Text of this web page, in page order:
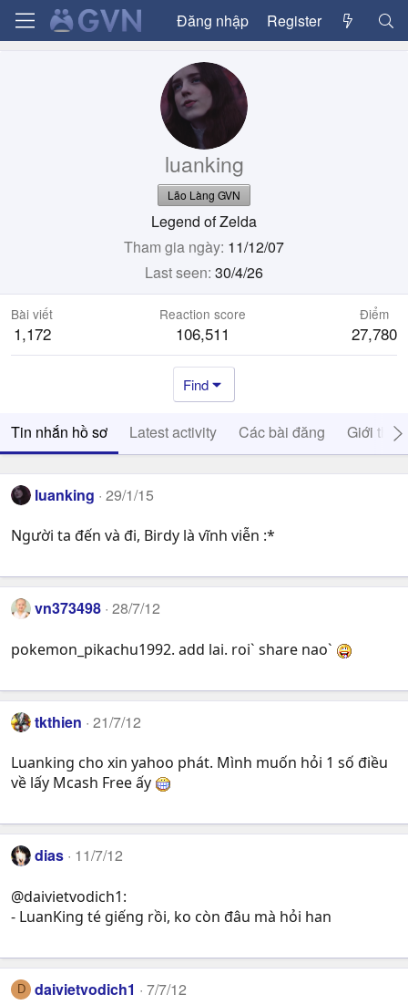
Đăng nhập Register
luanking
Lão Làng GVN
Legend of Zelda
Tham gia ngày 11/12/07
Last seen 30/4/26
Bài viết
1,172
Reaction score
106,511
Điểm
27,780
Find
Tin nhắn hồ sơ Latest activity Các bài đăng Giới thiệu
luanking 29/1/15
Người ta đến và đi, Birdy là vĩnh viễn :*
vn373498 28/7/12
pokemon_pikachu1992. add lai. roi` share nao`
tkthien 21/7/12
Luanking cho xin yahoo phát. Mình muốn hỏi 1 số điều
về lấy Mcash Free ấy
dias 11/7/12
@daivietvodich1:
- LuanKing té giếng rồi, ko còn đâu mà hỏi han
D daivietvodich1 7/7/12